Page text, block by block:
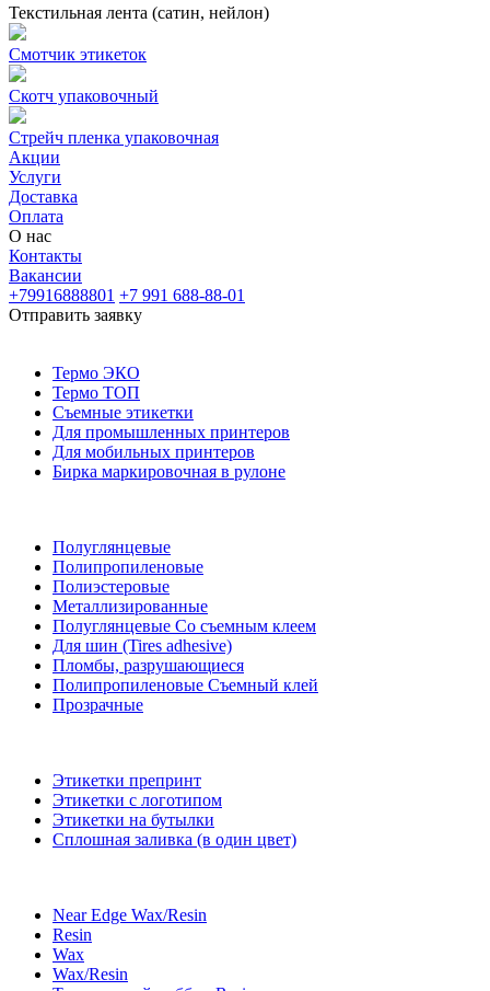
Текстильная лента (сатин, нейлон)
Смотчик этикеток
Скотч упаковочный
Стрейч пленка упаковочная
Акции
Услуги
Доставка
Оплата
О нас
Контакты
Вакансии
+79916888801 +7 991 688-88-01
Отправить заявку
Термо ЭКО
Термо ТОП
Съемные этикетки
Для промышленных принтеров
Для мобильных принтеров
Бирка маркировочная в рулоне
Полуглянцевые
Полипропиленовые
Полиэстеровые
Металлизированные
Полуглянцевые Со съемным клеем
Для шин (Tires adhesive)
Пломбы, разрушающиеся
Полипропиленовые Съемный клей
Прозрачные
Этикетки препринт
Этикетки с логотипом
Этикетки на бутылки
Сплошная заливка (в один цвет)
Near Edge Wax/Resin
Resin
Wax
Wax/Resin